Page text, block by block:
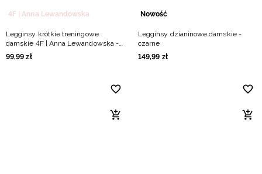
4F | Anna Lewandowska
Legginsy krótkie treningowe
damskie 4F | Anna Lewandowska -
czarne
99,99 zł
Nowość
Legginsy dzianinowe damskie -
czarne
149,99 zł